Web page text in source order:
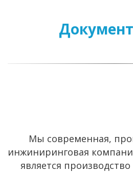
Мы современная,
инжиниринговая
является